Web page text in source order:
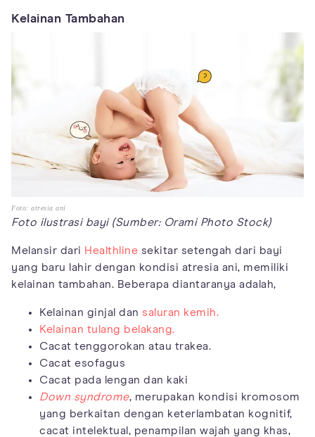
Kelainan Tambahan
Foto: atresia ani
Foto ilustrasi bayi (Sumber: Orami Photo Stock)
Melansir dari Healthline sekitar setengah dari bayi
yang baru lahir dengan kondisi atresia ani, memiliki
kelainan tambahan. Beberapa diantaranya adalah,
Kelainan ginjal dan saluran kemih.
Kelainan tulang belakang.
Cacat tenggorokan atau trakea.
Cacat esofagus
Cacat pada lengan dan kaki
Down syndrome, merupakan kondisi kromosom
yang berkaitan dengan keterlambatan kognitif,
cacat intelektual, penampilan wajah yang khas,